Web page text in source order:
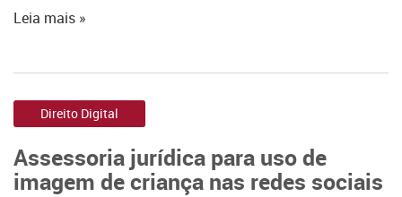
Leia mais »
Direito Digital
Assessoria jurídica para uso de
imagem de criança nas redes sociais